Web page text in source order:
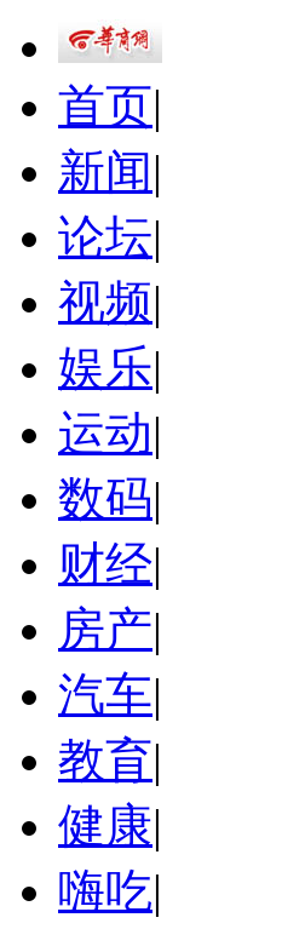
首页|
新闻|
论坛|
视频|
娱乐|
运动|
数码|
财经|
房产|
汽车|
教育|
健康|
嗨吃|